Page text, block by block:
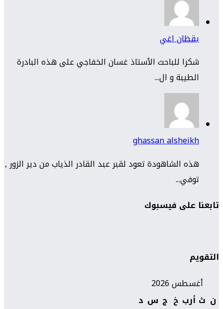
يقظان اغي
شكرا للباحث الأستاذ غسان الخفاجي على هذه البادرة
الطيبة و ال...
ghassan alsheikh
هذه الشاهودة تعود لقبر عبد القادر الذياب من دير الزور ,
توفي...
تابعنا على فيسبوك
التقويم
أغسطس 2026
ن ث أرب خ ج س د